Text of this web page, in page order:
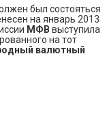
был состояться
на январь 2013
МФВ выступила
на тот
валютный